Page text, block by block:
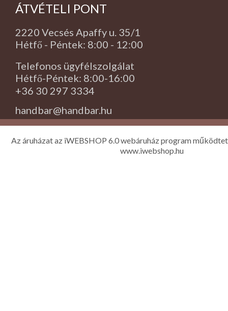
ÁTVÉTELI PONT
2220 Vecsés Apaffy u. 35/1
Hétfő - Péntek: 8:00 - 12:00
Telefonos ügyfélszolgálat
Hétfő-Péntek: 8:00-16:00
+36 30 297 3334
handbar@handbar.hu
Az áruházat az iWEBSHOP 6.0 webáruház program
www.iwebshop.hu